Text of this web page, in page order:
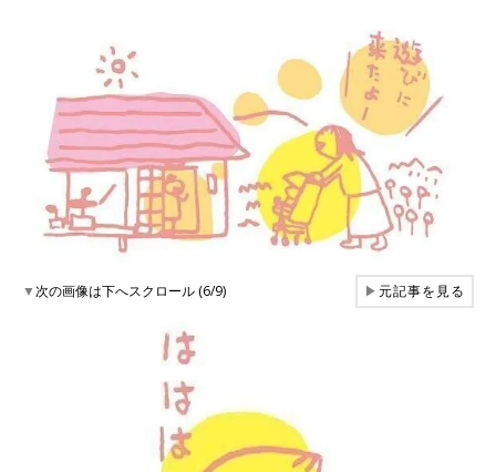
▼次の画像は下へスクロール (6/9) ▶元記事を見る